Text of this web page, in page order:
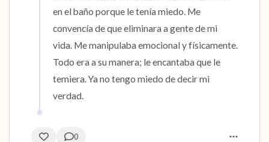
en el baño porque le tenía miedo. Me
convencía de que eliminara a gente de mi
vida. Me manipulaba emocional y físicamente.
Todo era a su manera; le encantaba que le
temiera. Ya no tengo miedo de decir mi
verdad.
0
Respira hondo para terminar.